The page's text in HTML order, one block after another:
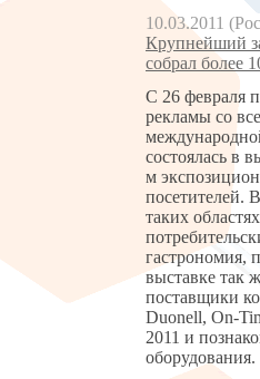
10.03.2011
Крупнейший
собрал более
С 26 февраля
рекламы со
состоялась в
м
посетителей.
таких
гастрономия,
выставке так
поставщики
Duonell, On-
2011 и
оборудования.